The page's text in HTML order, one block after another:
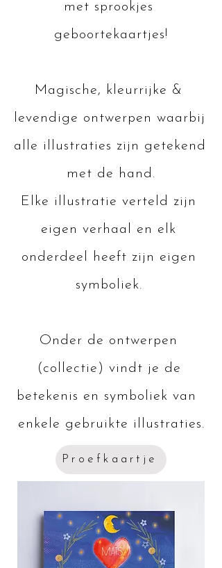
met sprookjes
geboortekaartjes!
Magische, kleurrijke &
levendige ontwerpen waarbij
alle illustraties zijn getekend
met de hand.
Elke illustratie verteld zijn
eigen verhaal en elk
onderdeel heeft zijn eigen
symboliek.
Onder de ontwerpen
(collectie) vindt je de
betekenis en symboliek van
enkele gebruikte illustraties.
Proefkaartje